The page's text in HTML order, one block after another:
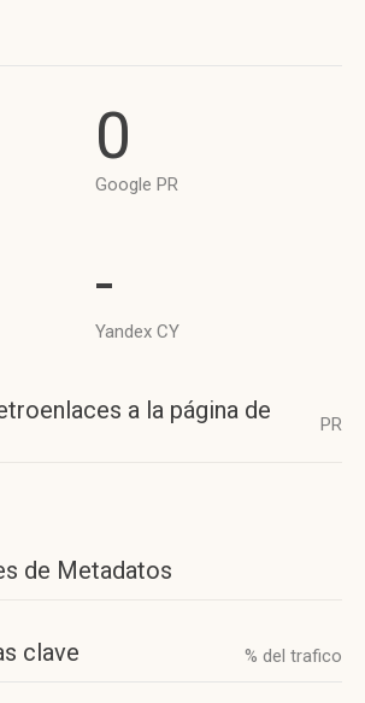
0
Google PR
-
Yandex CY
a la página de
PR
de Metadatos
clave % del trafico